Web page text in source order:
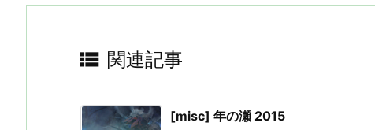
 関連記事
[misc] 年の瀬 2015